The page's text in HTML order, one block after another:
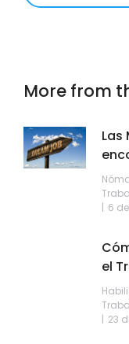
More from
Las
6
el
23